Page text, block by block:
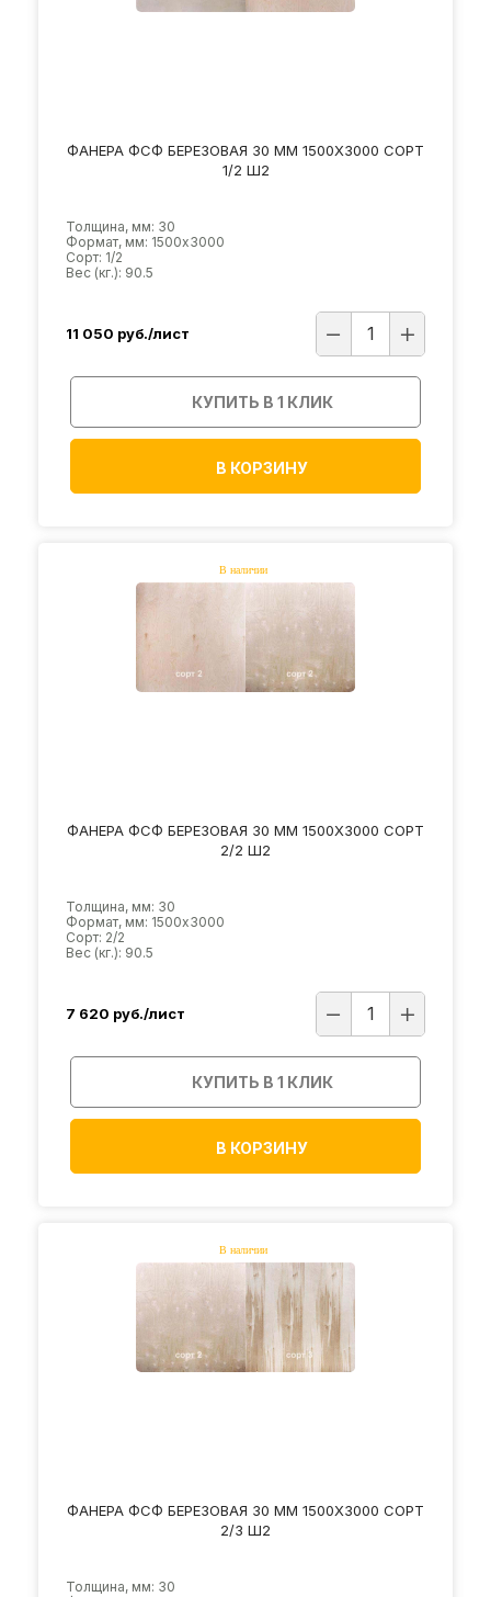
ФАНЕРА ФСФ БЕРЕЗОВАЯ 30 ММ 1500Х3000 СОРТ
1/2 Ш2
Толщина, мм: 30
Формат, мм: 1500х3000
Сорт: 1/2
Вес (кг.): 90.5
11 050 руб./лист
КУПИТЬ В 1 КЛИК
В КОРЗИНУ
ФАНЕРА ФСФ БЕРЕЗОВАЯ 30 ММ 1500Х3000 СОРТ
2/2 Ш2
Толщина, мм: 30
Формат, мм: 1500х3000
Сорт: 2/2
Вес (кг.): 90.5
7 620 руб./лист
КУПИТЬ В 1 КЛИК
В КОРЗИНУ
ФАНЕРА ФСФ БЕРЕЗОВАЯ 30 ММ 1500Х3000 СОРТ
2/3 Ш2
Толщина, мм: 30